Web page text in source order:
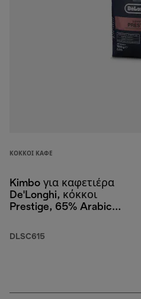
ΚΌΚΚΟΙ ΚΑΦΈ
Kimbo για καφετιέρα
De'Longhi, κόκκοι
Prestige, 65% Arabica
DLSC615